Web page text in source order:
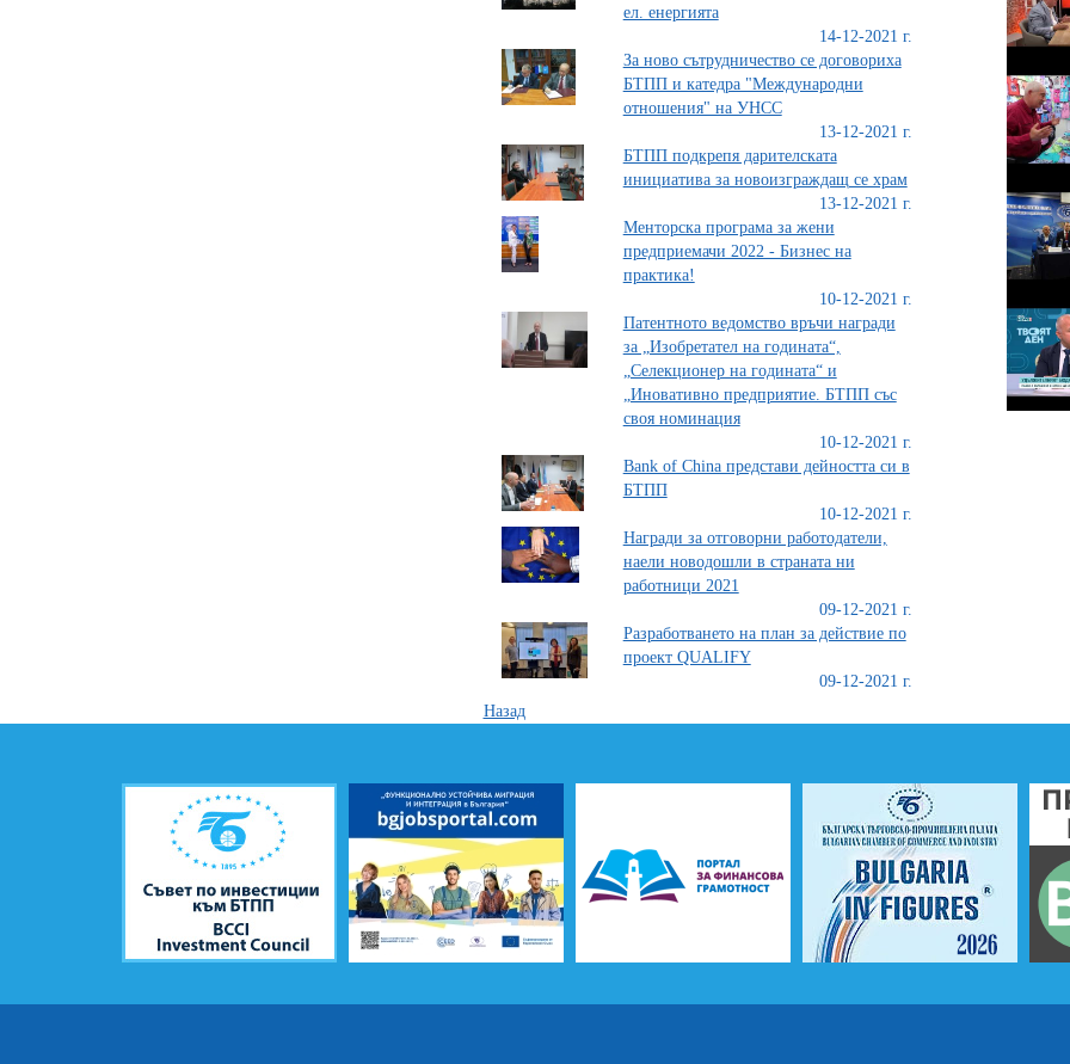
ел. енергията
14-12-2021 г.
За ново сътрудничество се договориха
БТПП и катедра "Международни
отношения" на УНСС
13-12-2021 г.
БТПП подкрепя дарителската
инициатива за новоизграждащ се храм
13-12-2021 г.
Менторска програма за жени
предприемачи 2022 - Бизнес на
практика!
10-12-2021 г.
Патентното ведомство връчи награди
за „Изобретател на годината“,
„Селекционер на годината“ и
„Иновативно предприятие. БТПП със
своя номинация
10-12-2021 г.
Bank of China представи дейността си в
БТПП
10-12-2021 г.
Награди за отговорни работодатели,
наели новодошли в страната ни
работници 2021
09-12-2021 г.
Разработването на план за действие по
проект QUALIFY
09-12-2021 г.
Назад